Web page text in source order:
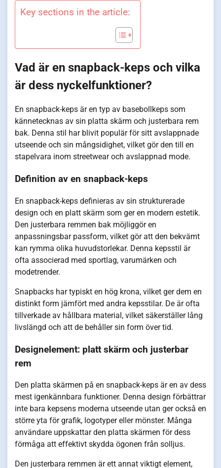
Key sections in the article:
Vad är en snapback-keps och vilka
är dess nyckelfunktioner?
En snapback-keps är en typ av basebollkeps som
kännetecknas av sin platta skärm och justerbara rem
bak. Denna stil har blivit populär för sitt avslappnade
utseende och sin mångsidighet, vilket gör den till en
stapelvara inom streetwear och avslappnad mode.
Definition av en snapback-keps
En snapback-keps definieras av sin strukturerade
design och en platt skärm som ger en modern estetik.
Den justerbara remmen bak möjliggör en
anpassningsbar passform, vilket gör att den bekvämt
kan rymma olika huvudstorlekar. Denna kepsstil är
ofta associerad med sportlag, varumärken och
modetrender.
Snapbacks har typiskt en hög krona, vilket ger dem en
distinkt form jämfört med andra kepsstilar. De är ofta
tillverkade av hållbara material, vilket säkerställer lång
livslängd och att de behåller sin form över tid.
Designelement: platt skärm och justerbar
rem
Den platta skärmen på en snapback-keps är en av dess
mest igenkännbara funktioner. Denna design förbättrar
inte bara kepsens moderna utseende utan ger också en
större yta för grafik, logotyper eller mönster. Många
användare uppskattar den platta skärmen för dess
förmåga att effektivt skydda ögonen från solljus.
Den justerbara remmen är ett annat viktigt element,